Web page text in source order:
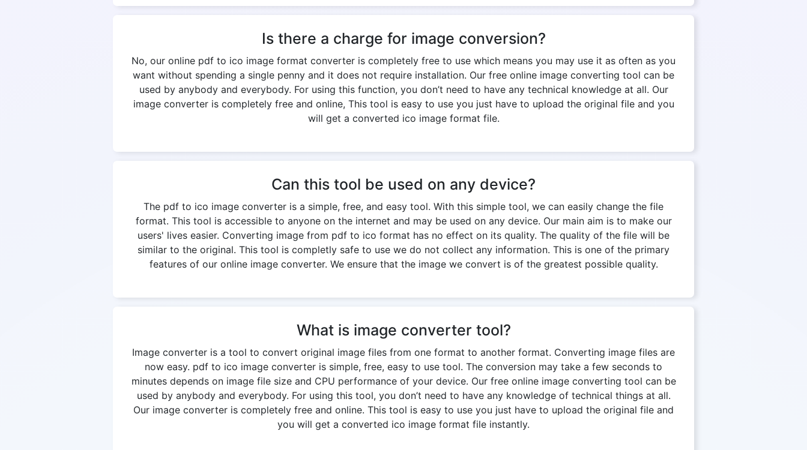
Is there a charge for image conversion?
No, our online pdf to ico image format converter is completely free to use which means you may use it as often as you
want without spending a single penny and it does not require installation. Our free online image converting tool can be
used by anybody and everybody. For using this function, you don’t need to have any technical knowledge at all. Our
image converter is completely free and online, This tool is easy to use you just have to upload the original file and you
will get a converted ico image format file.
Can this tool be used on any device?
The pdf to ico image converter is a simple, free, and easy tool. With this simple tool, we can easily change the file
format. This tool is accessible to anyone on the internet and may be used on any device. Our main aim is to make our
users' lives easier. Converting image from pdf to ico format has no effect on its quality. The quality of the file will be
similar to the original. This tool is completly safe to use we do not collect any information. This is one of the primary
features of our online image converter. We ensure that the image we convert is of the greatest possible quality.
What is image converter tool?
Image converter is a tool to convert original image files from one format to another format. Converting image files are
now easy. pdf to ico image converter is simple, free, easy to use tool. The conversion may take a few seconds to
minutes depends on image file size and CPU performance of your device. Our free online image converting tool can be
used by anybody and everybody. For using this tool, you don’t need to have any knowledge of technical things at all.
Our image converter is completely free and online. This tool is easy to use you just have to upload the original file and
you will get a converted ico image format file instantly.